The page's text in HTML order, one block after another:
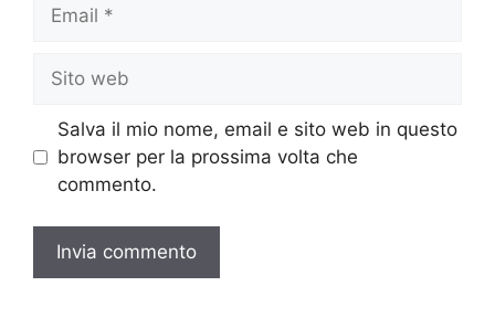
web
Salva il mio nome, email e sito web in questo
browser per la prossima volta che
commento.